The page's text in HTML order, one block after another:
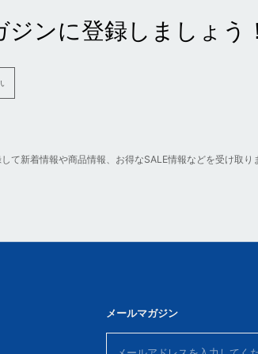
ジンに登録しましょう！
て新着情報や商品情報、お得なSALE情報などを受け取り
メールマガジン